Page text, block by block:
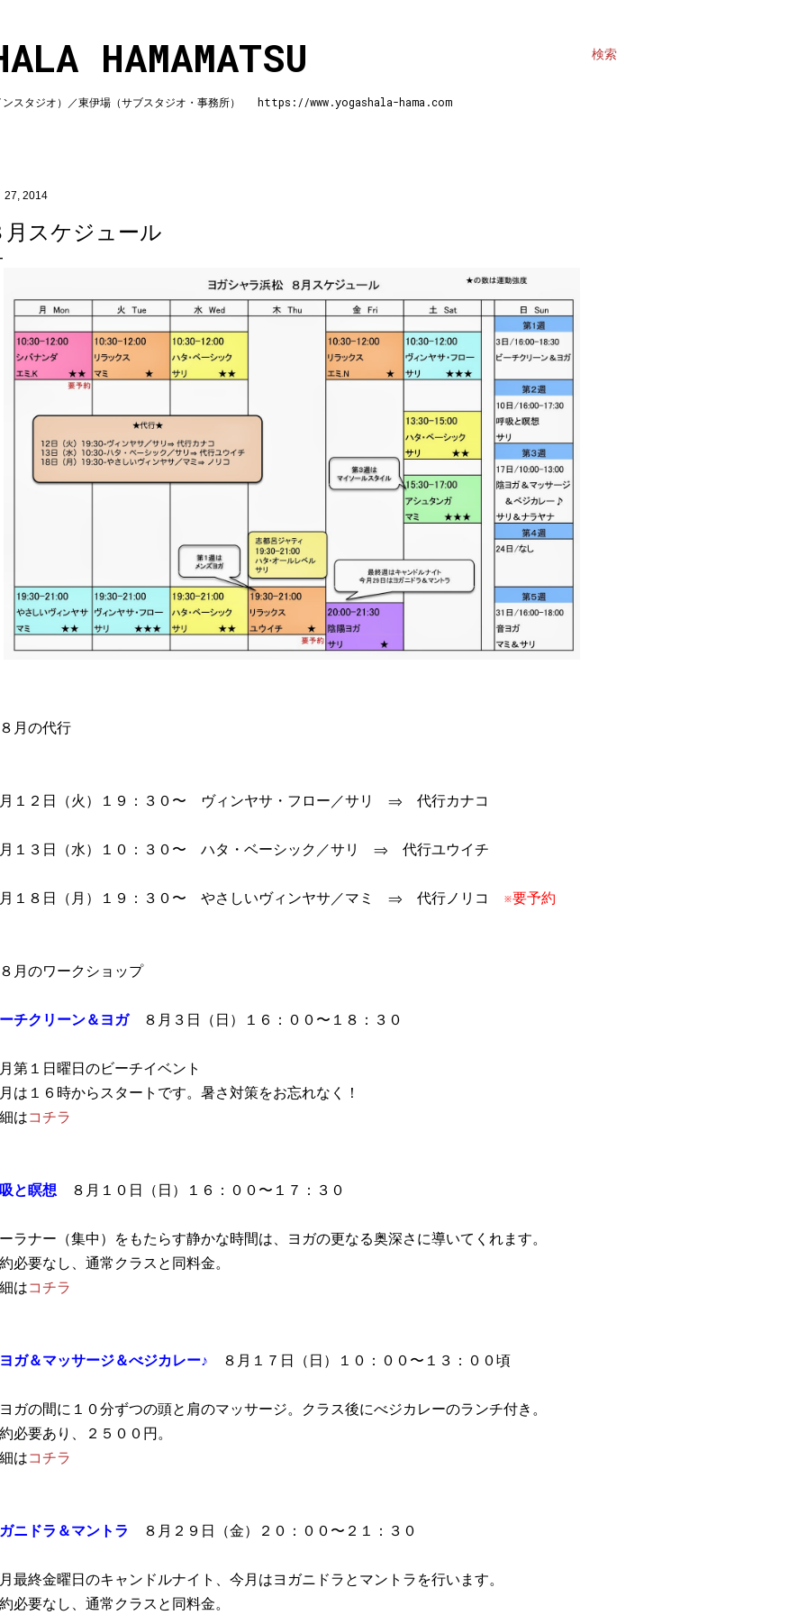
検索
HAMAMATSU
スタジオ）／東伊場（サブスタジオ・事務所） https://www.yogashala-hama.com
27, 2014
月スケジュール
月の代行
１２日（火）１９：３０〜 ヴィンヤサ・フロー／サリ ⇒ 代行カナコ
１３日（水）１０：３０〜 ハタ・ベーシック／サリ ⇒ 代行ユウイチ
１８日（月）１９：３０〜 やさしいヴィンヤサ／マミ ⇒ 代行ノリコ ※要予約
月のワークショップ
チクリーン＆ヨガ８月３日（日）１６：００〜１８：３０
第１日曜日のビーチイベント
は１６時からスタートです。暑さ対策をお忘れなく！
はコチラ
と瞑想 ８月１０日（日）１６：００〜１７：３０
ラナー（集中）をもたらす静かな時間は、ヨガの更なる奥深さに導いてくれます。
必要なし、通常クラスと同料金。
はコチラ
ガ＆マッサージ＆べジカレー♪ ８月１７日（日）１０：００〜１３：００頃
ガの間に１０分ずつの頭と肩のマッサージ。クラス後にべジカレーのランチ付き。
必要あり、２５００円。
はコチラ
ニドラ＆マントラ ８月２９日（金）２０：００〜２１：３０
最終金曜日のキャンドルナイト、今月はヨガニドラとマントラを行います。
必要なし、通常クラスと同料金。